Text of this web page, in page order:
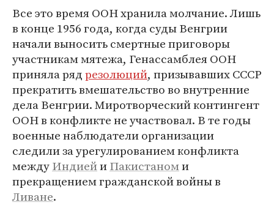
Все это время ООН хранила молчание. Лишь
в конце 1956 года, когда суды Венгрии
начали выносить смертные приговоры
участникам мятежа, Генассамблея ООН
приняла рядрезолюций, призывавших СССР
прекратить вмешательство во внутренние
дела Венгрии. Миротворческий контингент
ООН в конфликте не участвовал. В те годы
военные наблюдатели организации
следили за урегулированием конфликта
междуИндиейиПакистаноми
прекращением гражданской войны в
Ливане.